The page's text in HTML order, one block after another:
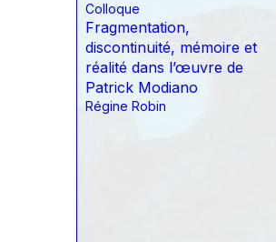
Colloque
Fragmentation,
discontinuité, mémoire et
réalité dans l’œuvre de
Patrick Modiano
Régine Robin